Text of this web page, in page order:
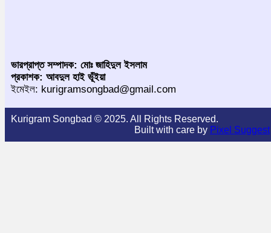
ভারপ্রাপ্ত সম্পাদক: মোঃ জাহিদুল ইসলাম
প্রকাশক: আবদুল হাই ভূঁইয়া
ইমেইল: kurigramsongbad@gmail.com
Kurigram Songbad © 2025. All Rights Reserved.
Built with care by Pixel Suggest